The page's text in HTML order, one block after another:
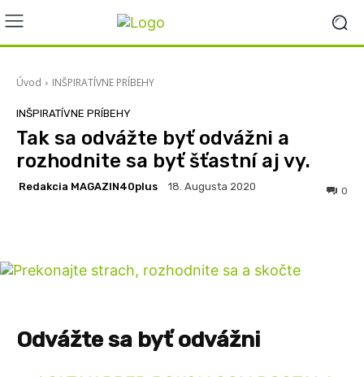
Úvod INŠPIRATÍVNE PRÍBEHY
INŠPIRATÍVNE PRÍBEHY
Tak sa odvážte byť odvážni a
rozhodnite sa byť šťastní aj vy.
Redakcia MAGAZIN40plus 18. Augusta 2020 0
Odvážte sa byť odvážni